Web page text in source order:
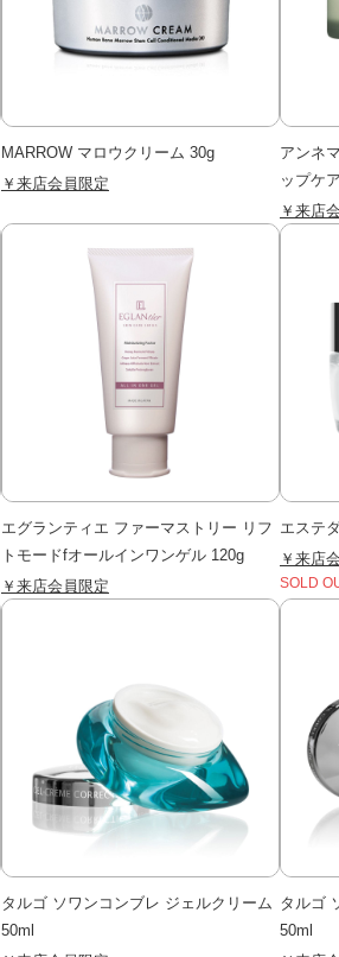
MARROW マロウクリーム 30g
￥来店会員限定
アンネ
ップケ
￥来店
エグランティエ ファーマストリー リフ
トモードfオールインワンゲル 120g
￥来店会員限定
エステ
￥来店
SOLD
タルゴ ソワンコンブレ ジェルクリーム
50ml
タルゴ
50ml